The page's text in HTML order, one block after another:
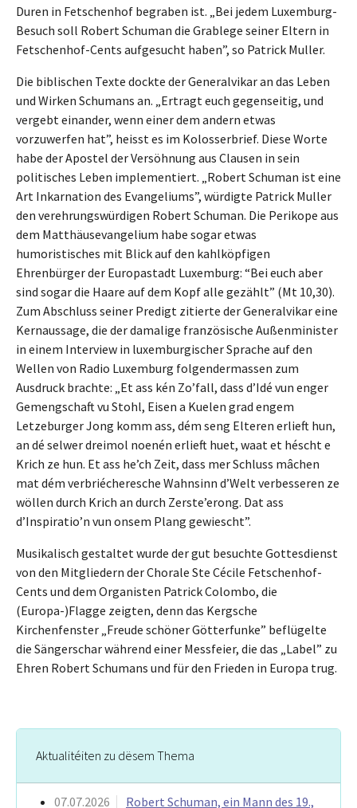
Duren in Fetschenhof begraben ist. „Bei jedem Luxemburg-
Besuch soll Robert Schuman die Grablege seiner Eltern in
Fetschenhof-Cents aufgesucht haben”, so Patrick Muller.
Die biblischen Texte dockte der Generalvikar an das Leben
und Wirken Schumans an. „Ertragt euch gegenseitig, und
vergebt einander, wenn einer dem andern etwas
vorzuwerfen hat”, heisst es im Kolosserbrief. Diese Worte
habe der Apostel der Versöhnung aus Clausen in sein
politisches Leben implementiert. „Robert Schuman ist eine
Art Inkarnation des Evangeliums”, würdigte Patrick Muller
den verehrungswürdigen Robert Schuman. Die Perikope aus
dem Matthäusevangelium habe sogar etwas
humoristisches mit Blick auf den kahlköpfigen
Ehrenbürger der Europastadt Luxemburg: “Bei euch aber
sind sogar die Haare auf dem Kopf alle gezählt” (Mt 10,30).
Zum Abschluss seiner Predigt zitierte der Generalvikar eine
Kernaussage, die der damalige französische Außenminister
in einem Interview in luxemburgischer Sprache auf den
Wellen von Radio Luxemburg folgendermassen zum
Ausdruck brachte: „Et ass kén Zo’fall, dass d’Idé vun enger
Gemengschaft vu Stohl, Eisen a Kuelen grad engem
Letzeburger Jong komm ass, dém seng Elteren erlieft hun,
an dé selwer dreimol noenén erlieft huet, waat et héscht e
Krich ze hun. Et ass he’ch Zeit, dass mer Schluss mâchen
mat dém verbriécheresche Wahnsinn d’Welt verbesseren ze
wöllen durch Krich an durch Zerste’erong. Dat ass
d’Inspiratio’n vun onsem Plang gewiescht”.
Musikalisch gestaltet wurde der gut besuchte Gottesdienst
von den Mitgliedern der Chorale Ste Cécile Fetschenhof-
Cents und dem Organisten Patrick Colombo, die
(Europa-)Flagge zeigten, denn das Kergsche
Kirchenfenster „Freude schöner Götterfunke” beflügelte
die Sängerschar während einer Messfeier, die das „Label” zu
Ehren Robert Schumans und für den Frieden in Europa trug.
Aktualitéiten zu dësem Thema
07.07.2026
Robert Schuman, ein Mann des 19.,